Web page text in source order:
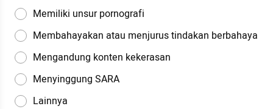
Memiliki unsur pornografi
Membahayakan atau menjurus tindakan berbahaya
Mengandung konten kekerasan
Menyinggung SARA
Lainnya